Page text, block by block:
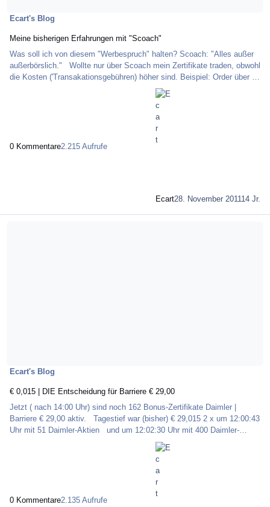
Ecart's Blog
Meine bisherigen Erfahrungen mit "Scoach"
Was soll ich von diesem "Werbespruch" halten? Scoach: "Alles außer
außerbörslich." Wollte nur über Scoach mein Zertifikate traden, obwohl
die Kosten ('Transakationsgebühren) höher sind. Beispiel: Order über €
5.250 => 0,1131 % + € 0,76 = € 6,70 (Kosten Scoach) + € 5.00 für
bekomme dann diese E-Mail Antwort: Habe jetzt außerbörslich
meine Position geschlossen, nur € 5,90 (Festpreis = unabhängig vom
0 Kommentare2.215 Aufrufe
Ecart28. November 201114 Jr.
Ecart's Blog
€ 0,015 | DIE Entscheidung für Barriere € 29,00
Jetzt ( nach 14:00 Uhr) sind noch 162 Bonus-Zertifikate Daimler |
Barriere € 29,00 aktiv. Tagestief war (bisher) € 29,015 2 x um 12:00:43
Uhr mit 51 Daimler-Aktien und um 12:02:30 Uhr mit 400 Daimler-
0 Kommentare2.135 Aufrufe